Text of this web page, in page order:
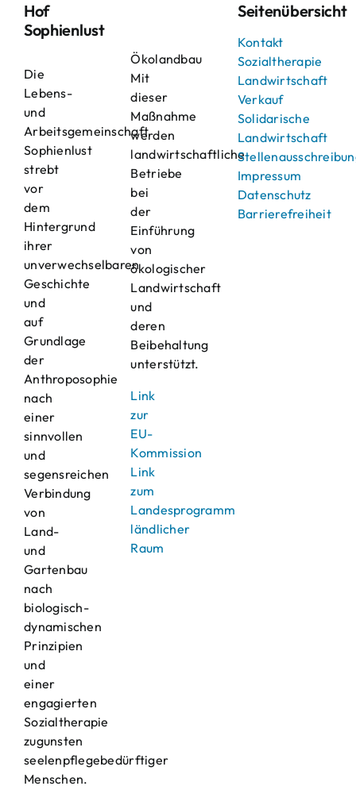
Hof
Sophienlust
Die
Lebens-
und
Arbeitsgemeinschaft
Sophienlust
strebt
vor
dem
Hintergrund
ihrer
unverwechselbaren
Geschichte
und
auf
Grundlage
der
Anthroposophie
nach
einer
sinnvollen
und
segensreichen
Verbindung
von
Land-
und
Gartenbau
nach
biologisch-
dynamischen
Prinzipien
und
einer
engagierten
Sozialtherapie
zugunsten
seelenpflegebedürftiger
Menschen.
Ökolandbau
Mit
dieser
Maßnahme
werden
landwirtschaftliche
Betriebe
bei
der
Einführung
von
ökologischer
Landwirtschaft
und
deren
Beibehaltung
unterstützt.
Link
zur
EU-
Kommission
Link
zum
Landesprogramm
ländlicher
Raum
Seitenübersicht
Kontakt
Sozialtherapie
Landwirtschaft
Verkauf
Solidarische
Landwirtschaft
Impressum
Datenschutz
Barrierefreiheit